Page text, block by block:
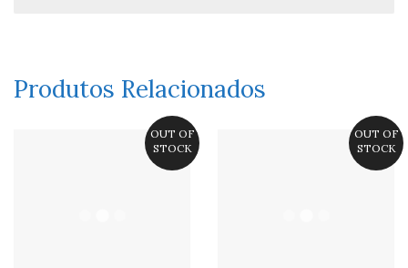
Produtos Relacionados
OUT OF
STOCK
OUT OF
STOCK